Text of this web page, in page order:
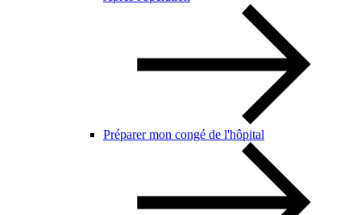
Préparer mon congé de l'hôpital